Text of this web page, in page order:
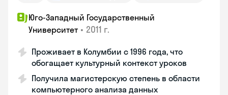
Юго-Западный Государственный
Университет • 2011 г.
Проживает в Колумбии с 1996 года, что
обогащает культурный контекст уроков
Получила магистерскую степень в области
компьютерного анализа данных